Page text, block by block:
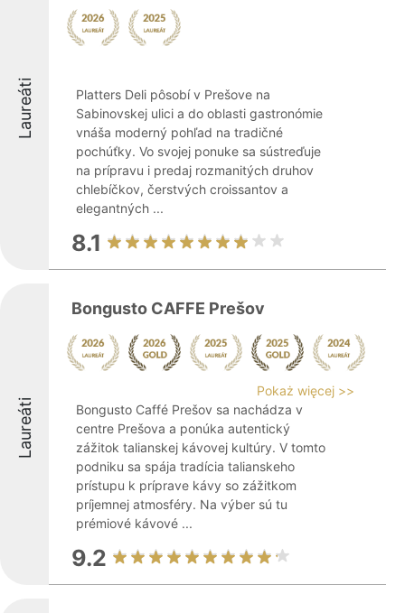
Laureáti
Platters Deli pôsobí v Prešove na
Sabinovskej ulici a do oblasti gastronómie
vnáša moderný pohľad na tradičné
pochúťky. Vo svojej ponuke sa sústreďuje
na prípravu i predaj rozmanitých druhov
chlebíčkov, čerstvých croissantov a
elegantných ...
8.1
Laureáti
Bongusto CAFFE Prešov
Pokaż więcej >>
Bongusto Caffé Prešov sa nachádza v
centre Prešova a ponúka autentický
zážitok talianskej kávovej kultúry. V tomto
podniku sa spája tradícia talianskeho
prístupu k príprave kávy so zážitkom
príjemnej atmosféry. Na výber sú tu
prémiové kávové ...
9.2